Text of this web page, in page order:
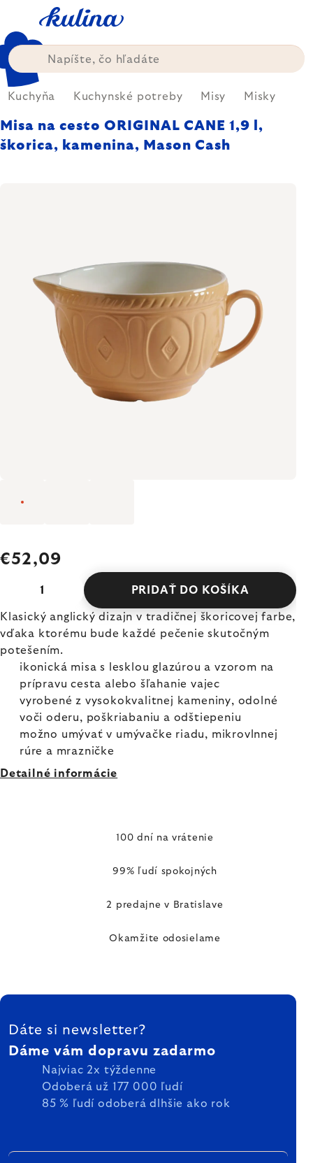
obsah
Kuchyňa Kuchynské potreby Misy Misky
Misa na cesto ORIGINAL CANE 1,9 l,
škorica, kamenina, Mason Cash
€52,09
PRIDAŤ DO KOŠÍKA
Klasický anglický dizajn v tradičnej škoricovej farbe,
vďaka ktorému bude každé pečenie skutočným
potešením.
ikonická misa s lesklou glazúrou a vzorom na
prípravu cesta alebo šľahanie vajec
vyrobené z vysokokvalitnej kameniny, odolné
voči oderu, poškriabaniu a odštiepeniu
možno umývať v umývačke riadu, mikrovlnnej
rúre a mrazničke
Detailné informácie
100 dní na vrátenie
99% ľudí spokojných
2 predajne v Bratislave
Okamžite odosielame
ZÁPÄTIE
Dáte si newsletter?
Dáme vám dopravu zadarmo
Najviac 2x týždenne
Odoberá už 177 000 ľudí
85 % ľudí odoberá dlhšie ako rok